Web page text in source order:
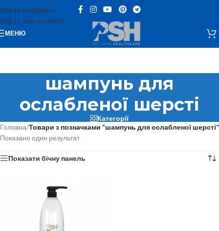
Skip to navigation
Skip to main content
МЕНЮ
шампунь для
ослабленої шерсті
Категорії
Головна/Товари з позначками “шампунь для ослабленої шерсті”
Показано один результат
Показати бічну панель